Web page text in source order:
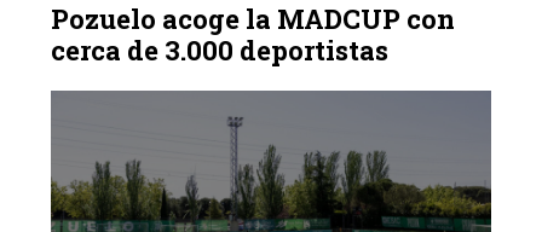
Pozuelo acoge la MADCUP con
cerca de 3.000 deportistas